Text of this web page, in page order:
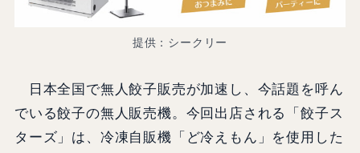
提供：シークリー
日本全国で無人餃子販売が加速し、今話題を呼ん
でいる餃子の無人販売機。今回出店される「餃子ス
ターズ」は、冷凍自販機「ど冷えもん」を使用した